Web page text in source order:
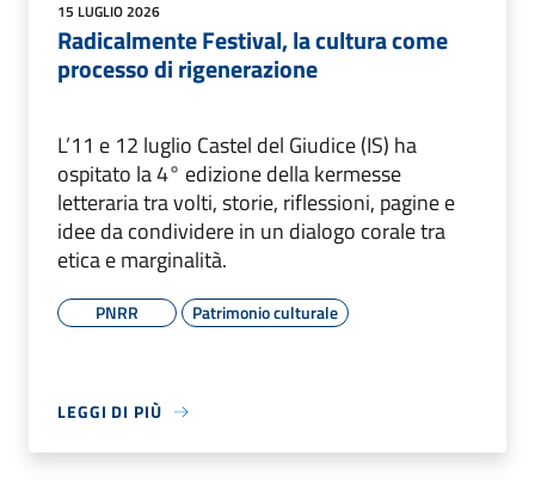
15 LUGLIO 2026
Radicalmente Festival, la cultura come
processo di rigenerazione
L’11 e 12 luglio Castel del Giudice (IS) ha
ospitato la 4° edizione della kermesse
letteraria tra volti, storie, riflessioni, pagine e
idee da condividere in un dialogo corale tra
etica e marginalità.
PNRR Patrimonio culturale
LEGGI DI PIÙ